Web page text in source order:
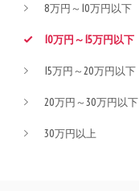
8万円～10万円以下
10万円～15万円以下
15万円～20万円以下
20万円～30万円以下
30万円以上